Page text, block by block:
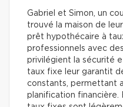
Gabriel et Simon, un
trouvé la maison de
prêt hypothécaire à
professionnels avec
privilégient la sécurité
taux fixe leur garantit
constants, permettant
planification financière.